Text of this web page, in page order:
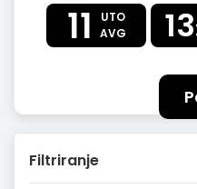
11
UTO
AVG
13
Filtriranje